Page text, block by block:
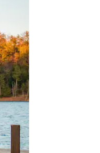
prstom po zaslonu.